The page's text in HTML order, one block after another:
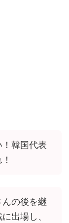
韓国代表
の後を継
出場し、